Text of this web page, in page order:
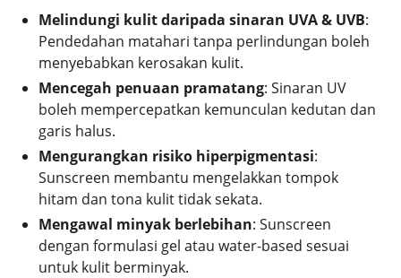
Melindungi kulit daripada sinaran UVA & UVB:
Pendedahan matahari tanpa perlindungan boleh
menyebabkan kerosakan kulit.
Mencegah penuaan pramatang: Sinaran UV
boleh mempercepatkan kemunculan kedutan dan
garis halus.
Mengurangkan risiko hiperpigmentasi:
Sunscreen membantu mengelakkan tompok
hitam dan tona kulit tidak sekata.
Mengawal minyak berlebihan: Sunscreen
dengan formulasi gel atau water-based sesuai
untuk kulit berminyak.